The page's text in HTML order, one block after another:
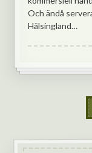
Och ändå
Hälsingland…